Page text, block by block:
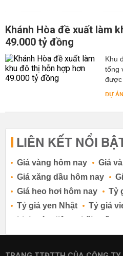
Khánh Hòa đề xuất làm
49.000 tỷ đồng
Khu
tổng
được
DỰ ÁN
LIÊN KẾT NỔI
Giá vàng hôm nay
Giá
Giá xăng dầu hôm nay
Giá heo hơi hôm nay
Tỷ
Tỷ giá yen Nhật
Tỷ giá
Lịch cúp điện
Lãi suất
Lãi suất tiết kiệm
Lãi
Lãi suất ngân hàng